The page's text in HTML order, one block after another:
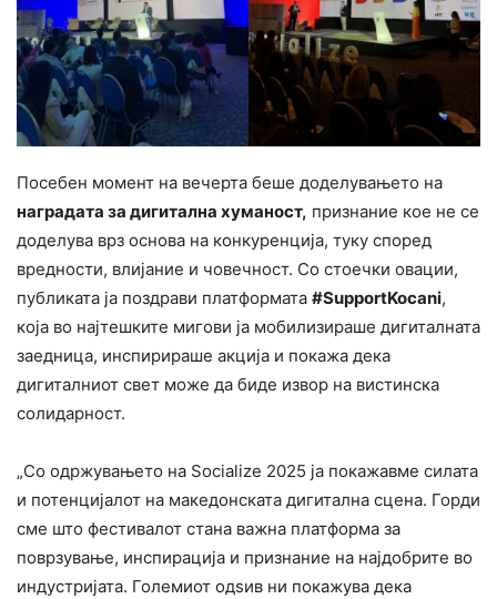
Посебен момент на вечерта беше доделувањето на
наградата за дигитална хуманост, признание кое не се
доделува врз основа на конкуренција, туку според
вредности, влијание и човечност. Со стоечки овации,
публиката ја поздрави платформата #SupportKocani,
која во најтешките мигови ја мобилизираше дигиталната
заедница, инспирираше акција и покажа дека
дигиталниот свет може да биде извор на вистинска
солидарност.
„Со одржувањето на Socialize 2025 ја покажавме силата
и потенцијалот на македонската дигитална сцена. Горди
сме што фестивалот стана важна платформа за
поврзување, инспирација и признание на најдобрите во
индустријата. Големиот одѕив ни покажува дека